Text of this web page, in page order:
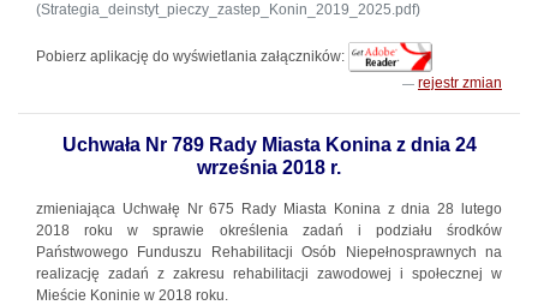
(Strategia_deinstyt_pieczy_zastep_Konin_2019_2025.pdf)
Pobierz aplikację do wyświetlania załączników:
rejestr zmian
Uchwała Nr 789 Rady Miasta Konina z dnia 24
września 2018 r.
zmieniająca Uchwałę Nr 675 Rady Miasta Konina z dnia 28 lutego
2018 roku w sprawie określenia zadań i podziału środków
Państwowego Funduszu Rehabilitacji Osób Niepełnosprawnych na
realizację zadań z zakresu rehabilitacji zawodowej i społecznej w
Mieście Koninie w 2018 roku.